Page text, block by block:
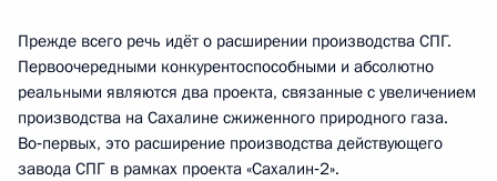
Прежде всего речь идёт о расширении производства СПГ.
Первоочередными конкурентоспособными и абсолютно
реальными являются два проекта, связанные с увеличением
производства на Сахалине сжиженного природного газа.
Во‑первых, это расширение производства действующего
завода СПГ в рамках проекта «Сахалин‑2».